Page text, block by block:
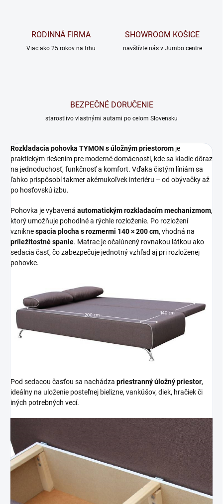
RODINNÁ FIRMA
Viac ako 25 rokov na trhu
SHOWROOM KOŠICE
navštívte nás v Jumbo centre
BEZPEČNÉ DORUČENIE
starostlivo vlastnými autami po celom Slovensku
Rozkladacia pohovka TYMON s úložným priestorom je
praktickým riešením pre moderné domácnosti, kde sa kladie dôraz
na jednoduchosť, funkčnosť a komfort. Vďaka čistým líniám sa
ľahko prispôsobí takmer akémukoľvek interiéru – od obývačky až
po hosťovskú izbu.
Pohovka je vybavená automatickým rozkladacím mechanizmom,
ktorý umožňuje pohodlné a rýchle rozloženie. Po rozložení
vzniknespacia plocha s rozmermi 140 × 200 cm, vhodná na
príležitostné spanie. Matrac je očalúnený rovnakou látkou ako
sedacia časť, čo zabezpečuje jednotný vzhľad aj pri rozloženej
pohovke.
Pod sedacou časťou sa nachádza priestranný úložný priestor,
ideálny na uloženie posteľnej bielizne, vankúšov, diek, hračiek či
iných potrebných vecí.